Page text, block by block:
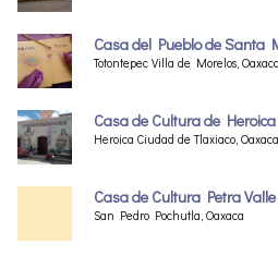
Casa del Pueblo de Santa
Totontepec Villa de Morelos, Oaxaca
Casa de Cultura de
Heroica Ciudad de Tlaxiaco, Oaxaca
Casa de Cultura Petra Valle
San Pedro Pochutla, Oaxaca